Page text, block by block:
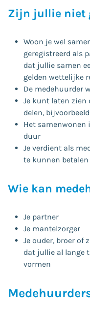
Zijn jullie niet
Woon je wel
geregistreerd als
dat jullie samen
gelden wettelijke
De medehuurder
Je kunt laten
delen,
Het
duur
Je verdient als
te kunnen betalen
Wie kan
Je partner
Je mantelzorger
Je ouder, broer of
dat jullie al lange
vormen